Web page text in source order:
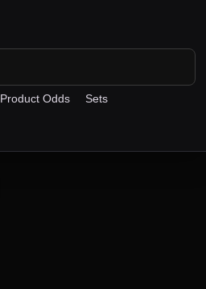
Product Odds Sets